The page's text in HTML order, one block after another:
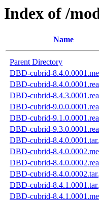
Index of /
Name
Parent Directory
DBD-cubrid-
DBD-cubrid-
DBD-cubrid-
DBD-cubrid-
DBD-cubrid-
DBD-cubrid-
DBD-cubrid-
DBD-cubrid-
DBD-cubrid-
DBD-cubrid-
DBD-cubrid-
DBD-cubrid-